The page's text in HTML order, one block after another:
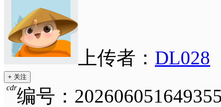
上传者： DL028
+ 关注
编号：
cdr